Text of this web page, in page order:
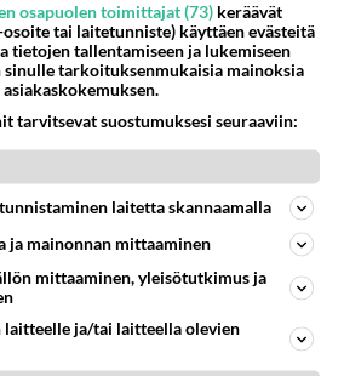
krapulassa
krapulassa makailee...
osapuolen toimittajat (73) keräävät
tai laitetunniste) käyttäen evästeitä
tietojen tallentamiseen ja lukemiseen
tarkoituksenmukaisia mainoksia
tarvitsevat suostumuksesi seuraaviin:
laitetta skannaamalla
ja mainonnan mittaaminen
mittaaminen, yleisötutkimus ja
ja/tai laitteella olevien